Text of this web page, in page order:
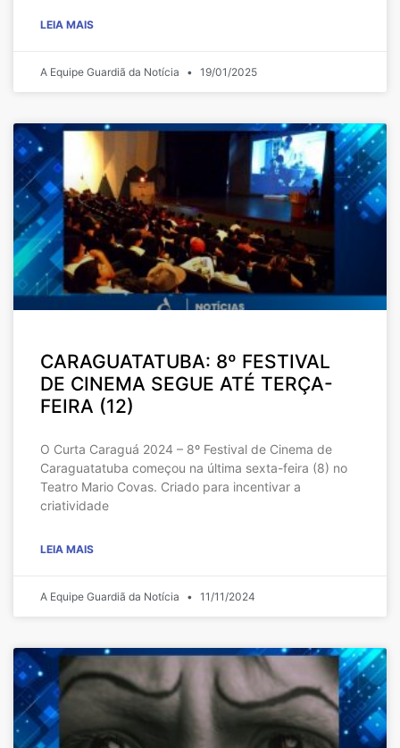
LEIA MAIS
A Equipe Guardiã da Notícia 19/01/2025
CARAGUATATUBA: 8º FESTIVAL
DE CINEMA SEGUE ATÉ TERÇA-
FEIRA (12)
O Curta Caraguá 2024 – 8º Festival de Cinema de
Caraguatatuba começou na última sexta-feira (8) no
Teatro Mario Covas. Criado para incentivar a
criatividade
LEIA MAIS
A Equipe Guardiã da Notícia 11/11/2024